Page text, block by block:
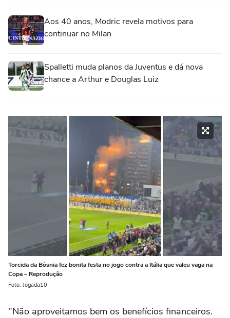
Aos 40 anos, Modric revela motivos para
continuar no Milan
Spalletti muda planos da Juventus e dá nova
chance a Arthur e Douglas Luiz
Torcida da Bósnia fez bonita festa no jogo contra a Itália que valeu vaga na
Copa – Reprodução
Foto: Jogada10
"Não aproveitamos bem os benefícios financeiros.